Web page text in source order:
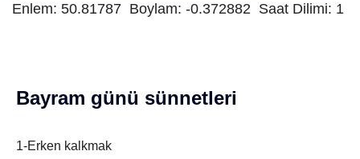
Enlem: 50.81787 Boylam: -0.372882 Saat Dilimi: 1
Bayram günü sünnetleri
1-Erken kalkmak